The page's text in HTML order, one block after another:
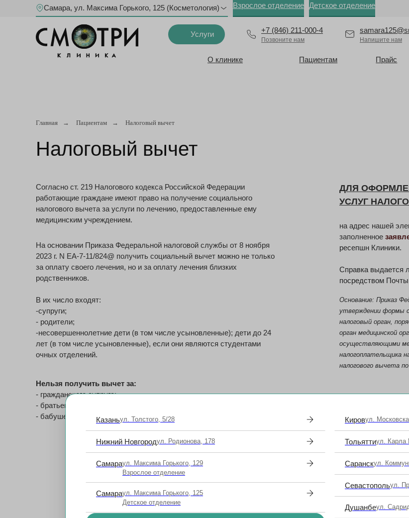
Самара, ул. Максима Горького, 125 (Косметология) Взрослое отделение Детское отделение
Позвоните нам
+7 (846) 211-000-4
Услуги
О клинике Пациентам Прайс
Напишите нам
Главная → Пациентам → Налоговый вычет
Налоговый вычет
Согласно ст. 219 Налогового кодекса Российской Федерации
работающие граждане имеют право на получение социального
налогового вычета за услуги по лечению, предоставленные ему
медицинским учреждением.
На основании Приказа Федеральной налоговой службы от 8 ноября
2023 г. N ЕА-7-11/824@ получить социальный вычет можно не только
за оплату своего лечения, но и за оплату лечения близких
родственников.
В их число входят:
-супруги;
- родители;
-несовершеннолетние дети (в том числе усыновленные); дети до 24
лет (в том числе усыновленные), если они являются студентами
очных отделений.
Нельзя получить вычет за:
- гражданского супруга;
- братьев и сестер;
- бабушек и дедушек
ДЛЯ
УСЛУГ
на адрес нашей
заполненное
ресепшн Клиники.
Справка выдается
посредством
Основание: Приказ
утверждении формы
налоговый орган,
орган медицинской
осуществляющими
налогоплательщика
налогового вычета
Казаньул. Толстого, 5/28
Нижний Новгородул. Родионова, 178
Самараул. Максима Горького, 129
Взрослое отделение
Самараул. Максима Горького, 125
Детское отделение
Кировул.
Тольяттиул. Карла
Саранскул.
Севастопольул.
Душанбеул.